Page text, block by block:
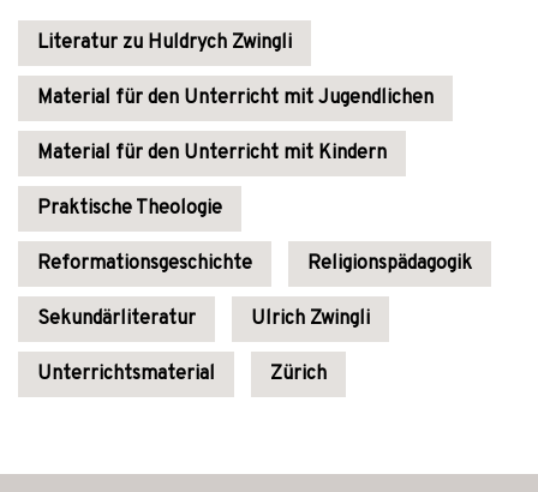
Literatur zu Huldrych Zwingli
Material für den Unterricht mit Jugendlichen
Material für den Unterricht mit Kindern
Praktische Theologie
Reformationsgeschichte Religionspädagogik
Sekundärliteratur Ulrich Zwingli
Unterrichtsmaterial Zürich